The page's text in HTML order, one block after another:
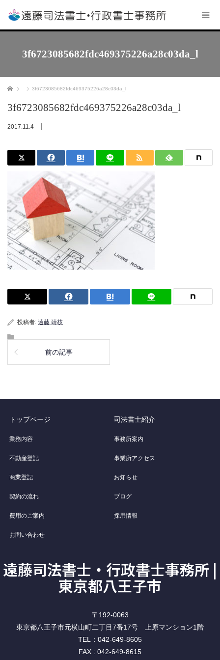
3f6723085682fdc469375226a28c03da_l
ホーム 3f6723085682fdc469375226a28c03da_l
3f6723085682fdc469375226a28c03da_l
2017.11.4
投稿者: 遠藤 靖枝
前の記事
トップページ
業務内容
不動産登記
商業登記
契約の流れ
費用のご案内
お問い合わせ
司法書士紹介
事務所案内
事業所アクセス
お知らせ
ブログ
採用情報
遠藤司法書士・行政書士事務所 |
東京都八王子市
〒192-0063
東京都八王子市元横山町二丁目7番17号 上原マンション1階
TEL：042-649-8605
FAX : 042-649-8615